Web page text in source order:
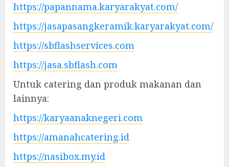
https://papannama.karyarakyat.com/
https://jasapasangkeramik.karyarakyat.com/
https://sbflashservices.com
https://jasa.sbflash.com
Untuk catering dan produk makanan dan
lainnya:
https://karyaanaknegeri.com
https://amanahcatering.id
https://nasibox.my.id